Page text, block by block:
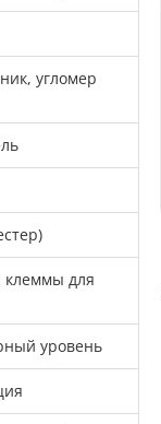
угломер
клеммы для
уровень